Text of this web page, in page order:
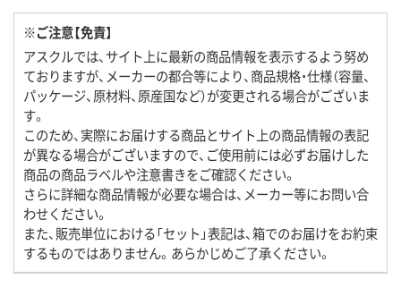
※ご注意【免責】
アスクルでは、サイト上に最新の商品情報を表示するよう努め
ておりますが、メーカーの都合等により、商品規格・仕様（容量、
パッケージ、原材料、原産国など）が変更される場合がございま
す。
このため、実際にお届けする商品とサイト上の商品情報の表記
が異なる場合がございますので、ご使用前には必ずお届けした
商品の商品ラベルや注意書きをご確認ください。
さらに詳細な商品情報が必要な場合は、メーカー等にお問い合
わせください。
また、販売単位における「セット」表記は、箱でのお届けをお約束
するものではありません。あらかじめご了承ください。